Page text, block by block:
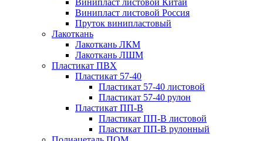
Винипласт листовой Китай
Винипласт листовой Россия
Пруток винипластовый
Лакоткань
Лакоткань ЛКМ
Лакоткань ЛШМ
Пластикат ПВХ
Пластикат 57-40
Пластикат 57-40 листовой
Пластикат 57-40 рулон
Пластикат ПП-В
Пластикат ПП-В листовой
Пластикат ПП-В рулонный